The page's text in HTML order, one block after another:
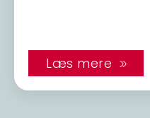
Læs mere